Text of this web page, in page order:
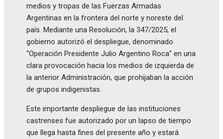
medios y tropas de las Fuerzas Armadas
Argentinas en la frontera del norte y noreste del
país. Mediante una Resolución, la 347/2025, el
gobierno autorizó el despliegue, denominado
“Operación Presidente Julio Argentino Roca” en una
clara provocación hacia los medios de izquierda de
la anterior Administración, que prohijaban la acción
de grupos indigenistas.
Este importante despliegue de las instituciones
castrenses fue autorizado por un lapso de tiempo
que llega hasta fines del presente año y estará